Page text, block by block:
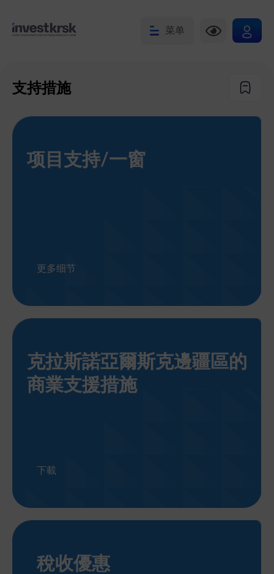
菜单
支持措施
项目支持/一窗
更多细节
克拉斯諾亞爾斯克邊疆區的
商業支援措施
下載
稅收優惠